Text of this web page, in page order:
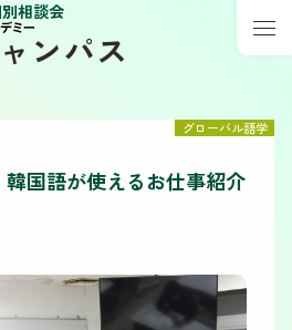
相談会
ンパス
グローバル語学
国語が使えるお仕事紹介